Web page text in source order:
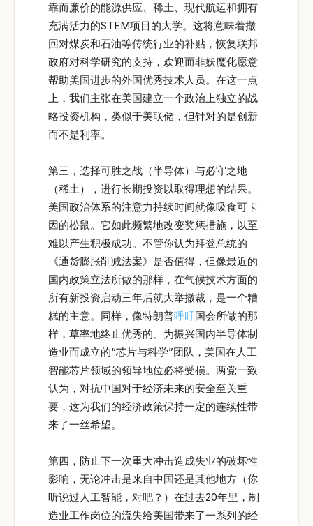
靠而廉价的能源供应、稀土、现代航运和拥有
充满活力的STEM项目的大学。这将意味着撤
回对煤炭和石油等传统行业的补贴，恢复联邦
政府对科学研究的支持，欢迎而非妖魔化愿意
帮助美国进步的外国优秀技术人员。在这一点
上，我们主张在美国建立一个政治上独立的战
略投资机构，类似于美联储，但针对的是创新
而不是利率。
第三，选择可胜之战（半导体）与必守之地
（稀土），进行长期投资以取得理想的结果。
美国政治体系的注意力持续时间就像吸食可卡
因的松鼠。它如此频繁地改变奖惩措施，以至
难以产生积极成功。不管你认为拜登总统的
《通货膨胀削减法案》是否值得，但像最近的
国内政策立法所做的那样，在气候技术方面的
所有新投资启动三年后就大举撤裁，是一个糟
糕的主意。同样，像特朗普呼吁国会所做的那
样，草率地终止优秀的、为振兴国内半导体制
造业而成立的“芯片与科学”团队，美国在人工
智能芯片领域的领导地位必将受损。两党一致
认为，对抗中国对于经济未来的安全至关重
要，这为我们的经济政策保持一定的连续性带
来了一丝希望。
第四，防止下一次重大冲击造成失业的破坏性
影响，无论冲击是来自中国还是其他地方（你
听说过人工智能，对吧？）在过去20年里，制
造业工作岗位的流失给美国带来了一系列的经